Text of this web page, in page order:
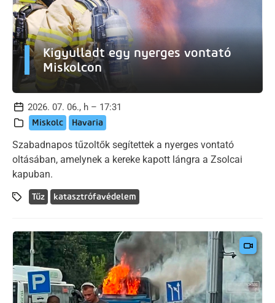
Kigyulladt egy nyerges vontató
Miskolcon
2026. 07. 06., h – 17:31
Miskolc Havaria
Szabadnapos tűzoltők segítettek a nyerges vontató
oltásában, amelynek a kereke kapott lángra a Zsolcai
kapuban.
Tűz katasztrófavédelem